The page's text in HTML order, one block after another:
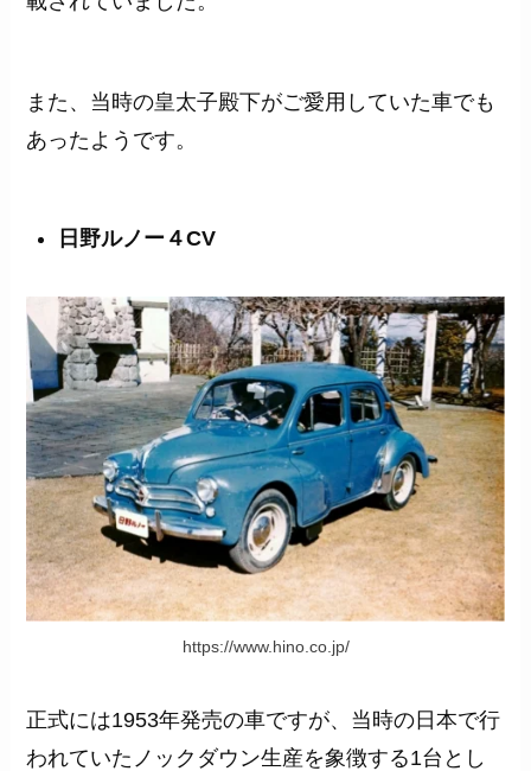
また、当時の皇太子殿下がご愛用していた車でも
あったようです。
日野ルノー４CV
https://www.hino.co.jp/
正式には1953年発売の車ですが、当時の日本で行
われていたノックダウン生産を象徴する1台とし